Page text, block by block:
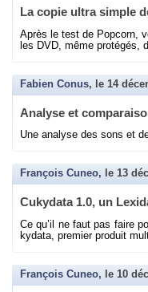
La copie ultra simple
Après le test de Pop­corn,
les DVD, même pro­té­gés,
Fabien Conus, le 14
Ana­lyse et
Une ana­lyse des sons et
François Cuneo, le 13
Cu­ky­data 1.0, un
Ce qu’il ne faut pas faire
ky­data, pre­mier pro­duit
François Cuneo, le 10